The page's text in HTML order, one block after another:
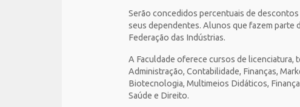
Serão concedidos percentuais de
seus dependentes. Alunos que fazem parte
Federação das Indústrias.
A Faculdade oferece cursos de licenciatura,
Administração, Contabilidade, Finanças,
Biotecnologia, Multimeios Didáticos,
Saúde e Direito.